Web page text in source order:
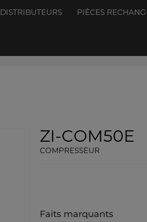
DISTRIBUTEURS PIÈCES
ZI-COM50E
COMPRESSEUR
Faits marquants